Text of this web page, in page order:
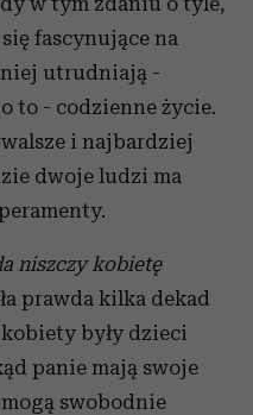
fascynujące na
utrudniają -
to - codzienne życie.
i najbardziej
dwoje ludzi ma
niszczy kobietę
prawda kilka dekad
były dzieci
panie mają swoje
swobodnie